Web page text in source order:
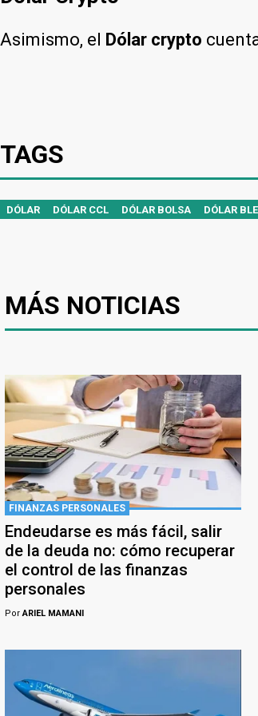
Asimismo, el Dólar crypto
TAGS
DÓLAR DÓLAR CCL DÓLAR BOLSA DÓLAR
MÁS NOTICIAS
FINANZAS PERSONALES
Endeudarse es más fácil, salir
de la deuda no: cómo recuperar
el control de las finanzas
personales
PorARIEL MAMANI